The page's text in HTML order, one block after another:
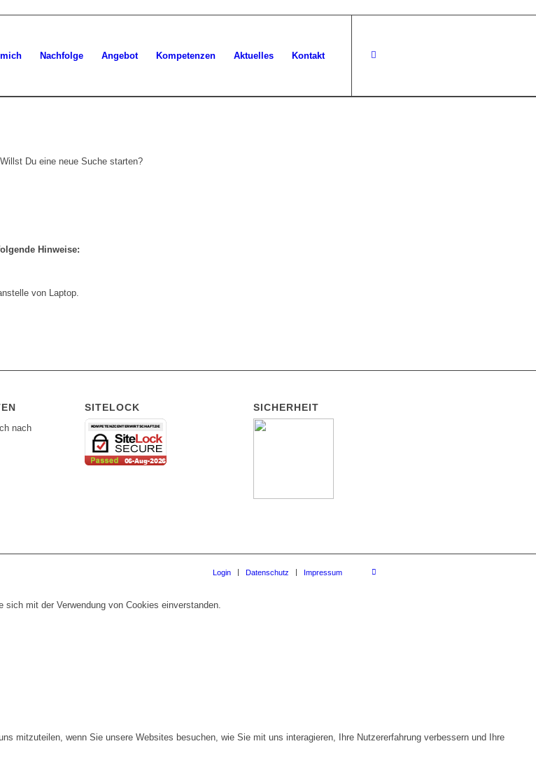
Nachfolge Angebot Kompetenzen Aktuelles Kontakt
Du eine neue Suche starten?
Hinweise:
von Laptop.
nach
SITELOCK SICHERHEIT
Login Datenschutz Impressum
mit der Verwendung von Cookies einverstanden.
mitzuteilen, wenn Sie unsere Websites besuchen, wie Sie mit uns interagieren, Ihre Nutzererfahrung verbessern und Ihre